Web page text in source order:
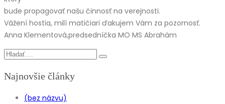
bude propagovať našu činnosť na verejnosti.
Vážení hostia, milí matičiari ďakujem Vám za pozornosť.
Anna Klementová,predsedníčka MO MS Abrahám
Najnovšie články
(bez názvu)